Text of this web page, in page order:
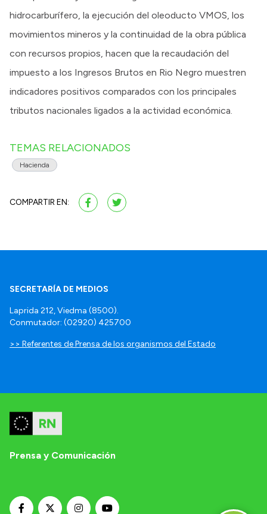
hidrocarburífero, la ejecución del oleoducto VMOS, los
movimientos mineros y la continuidad de la obra pública
con recursos propios, hacen que la recaudación del
impuesto a los Ingresos Brutos en Rio Negro muestren
indicadores positivos comparados con los principales
tributos nacionales ligados a la actividad económica.
TEMAS RELACIONADOS
Hacienda
COMPARTIR EN:
SECRETARÍA DE MEDIOS
Laprida 212, Viedma (8500).
Conmutador: (02920) 425700
>> Referentes de Prensa de los organismos del Estado
Prensa y Comunicación